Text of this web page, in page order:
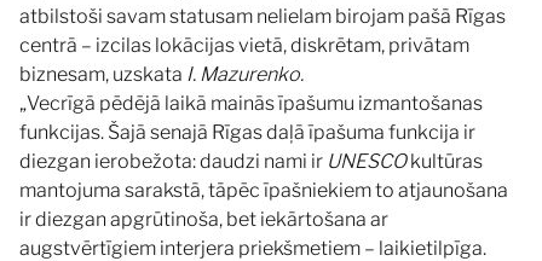
atbilstoši savam statusam nelielam birojam pašā Rīgas
centrā – izcilas lokācijas vietā, diskrētam, privātam
biznesam, uzskata I. Mazurenko.
„Vecrīgā pēdējā laikā mainās īpašumu izmantošanas
funkcijas. Šajā senajā Rīgas daļā īpašuma funkcija ir
diezgan ierobežota: daudzi nami ir UNESCOkultūras
mantojuma sarakstā, tāpēc īpašniekiem to atjaunošana
ir diezgan apgrūtinoša, bet iekārtošana ar
augstvērtīgiem interjera priekšmetiem – laikietilpīga.